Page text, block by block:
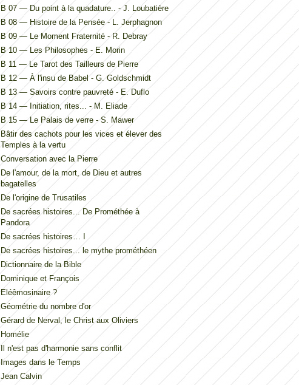
B 07 — Du point à la quadature.. - J. Loubatière
B 08 — Histoire de la Pensée - L. Jerphagnon
B 09 — Le Moment Fraternité - R. Debray
B 10 — Les Philosophes - E. Morin
B 11 — Le Tarot des Tailleurs de Pierre
B 12 — À l'insu de Babel - G. Goldschmidt
B 13 — Savoirs contre pauvreté - E. Duflo
B 14 — Initiation, rites... - M. Eliade
B 15 — Le Palais de verre - S. Mawer
Bâtir des cachots pour les vices et élever des
Temples à la vertu
Conversation avec la Pierre
De l'amour, de la mort, de Dieu et autres
bagatelles
De l'origine de Trusatiles
De sacrées histoires... De Prométhée à
Pandora
De sacrées histoires… I
De sacrées histoires... le mythe prométhéen
Dictionnaire de la Bible
Dominique et François
Eléêmosinaire ?
Géométrie du nombre d'or
Gérard de Nerval, le Christ aux Oliviers
Homélie
Il n'est pas d'harmonie sans conflit
Images dans le Temps
Jean Calvin